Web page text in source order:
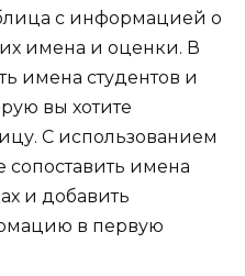
с информацией о
имена и оценки. В
имена студентов и
вы хотите
С использованием
имена
и добавить
в первую